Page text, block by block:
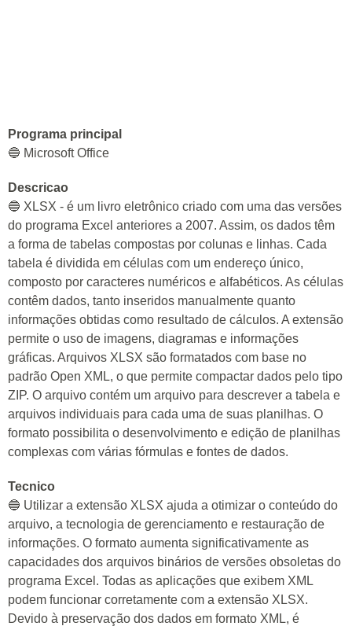
Programa principal
🔵 Microsoft Office
Descricao
🔵 XLSX - é um livro eletrônico criado com uma das versões
do programa Excel anteriores a 2007. Assim, os dados têm
a forma de tabelas compostas por colunas e linhas. Cada
tabela é dividida em células com um endereço único,
composto por caracteres numéricos e alfabéticos. As células
contêm dados, tanto inseridos manualmente quanto
informações obtidas como resultado de cálculos. A extensão
permite o uso de imagens, diagramas e informações
gráficas. Arquivos XLSX são formatados com base no
padrão Open XML, o que permite compactar dados pelo tipo
ZIP. O arquivo contém um arquivo para descrever a tabela e
arquivos individuais para cada uma de suas planilhas. O
formato possibilita o desenvolvimento e edição de planilhas
complexas com várias fórmulas e fontes de dados.
Tecnico
🔵 Utilizar a extensão XLSX ajuda a otimizar o conteúdo do
arquivo, a tecnologia de gerenciamento e restauração de
informações. O formato aumenta significativamente as
capacidades dos arquivos binários de versões obsoletas do
programa Excel. Todas as aplicações que exibem XML
podem funcionar corretamente com a extensão XLSX.
Devido à preservação dos dados em formato XML, é